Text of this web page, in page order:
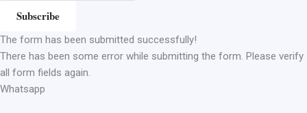
Subscribe
The form has been submitted successfully!
There has been some error while submitting the form. Please verify
all form fields again.
Whatsapp